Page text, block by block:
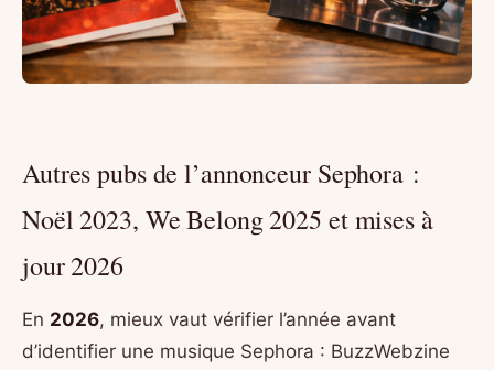
Autres pubs de l’annonceur Sephora :
Noël 2023, We Belong 2025 et mises à
jour 2026
En 2026, mieux vaut vérifier l’année avant
d’identifier une musique Sephora : BuzzWebzine